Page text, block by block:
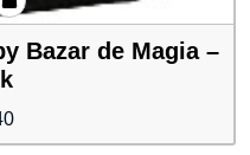
Bazar de Magia –